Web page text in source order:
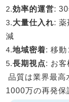
2.効率的運営:
3.大量仕入れ: 薬
減
4.地域密着: 移動
5.長期視点: お客
品質は業界最高
1000万の再発保